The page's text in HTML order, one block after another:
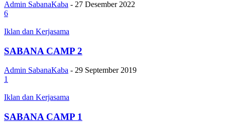
Admin SabanaKaba - 27 Desember 2022
6
Iklan dan Kerjasama
SABANA CAMP 2
Admin SabanaKaba - 29 September 2019
1
Iklan dan Kerjasama
SABANA CAMP 1